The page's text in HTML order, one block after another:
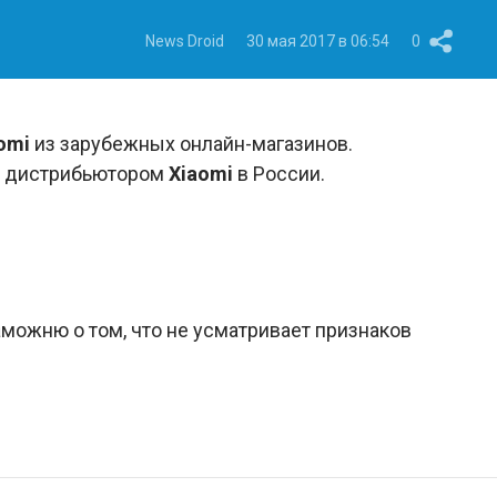
News Droid 30 мая 2017 в 06:54 0
из зарубежных онлайн-магазинов.
дистрибьютором Xiaomi в России.
о том, что не усматривает признаков